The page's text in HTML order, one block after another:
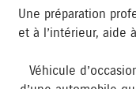
Une préparation
et à l’intérieur, aide
Véhicule